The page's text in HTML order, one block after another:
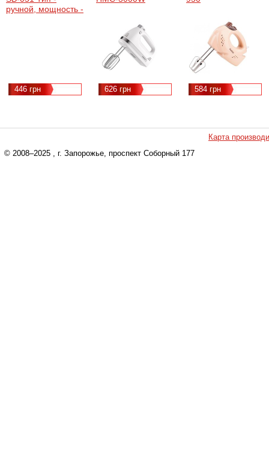
ручной, мощность -
мотор
446 грн 626 грн 584 грн
Карта
© 2008–2025 , г. Запорожье, проспект Соборный 177